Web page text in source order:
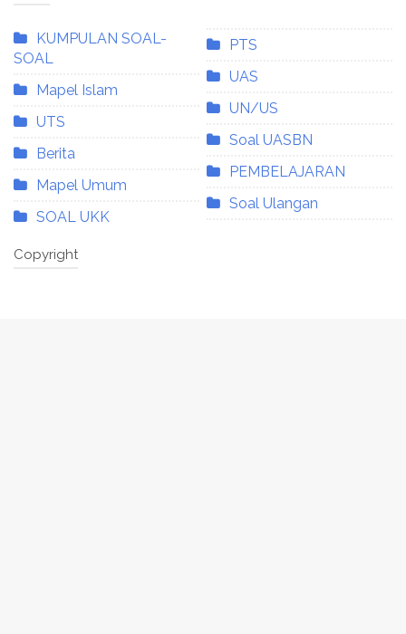
KUMPULAN SOAL-
SOAL
Mapel Islam
UTS
Berita
Mapel Umum
SOAL UKK
PTS
UAS
UN/US
Soal UASBN
PEMBELAJARAN
Soal Ulangan
Copyright